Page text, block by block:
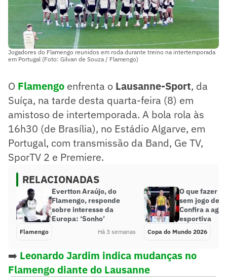
Jogadores do Flamengo reunidos em roda durante treino na intertemporada
em Portugal (Foto: Gilvan de Souza / Flamengo)
O Flamengo enfrenta o Lausanne-Sport, da
Suíça, na tarde desta quarta-feira (8) em
amistoso de intertemporada. A bola rola às
16h30 (de Brasília), no Estádio Algarve, em
Portugal, com transmissão da Band, Ge TV,
SporTV 2 e Premiere.
RELACIONADAS
Evertton Araújo, do
Flamengo, responde
sobre interesse da
Europa: ‘Sonho’
Flamengo Há 3 semanas
O que fazer
sem jogo de
Confira a
esportiva
Copa do Mundo 2026
➡️ Leonardo Jardim indica mudanças no
Flamengo diante do Lausanne